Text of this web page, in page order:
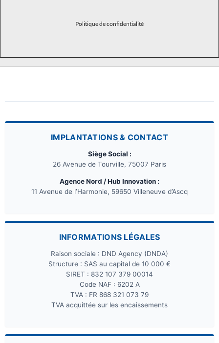
Politique de confidentialité
IMPLANTATIONS & CONTACT
Siège Social :
26 Avenue de Tourville, 75007 Paris
Agence Nord / Hub Innovation :
11 Avenue de l’Harmonie, 59650 Villeneuve d’Ascq
INFORMATIONS LÉGALES
Raison sociale : DND Agency (DNDA)
Structure : SAS au capital de 10 000 €
SIRET : 832 107 379 00014
Code NAF : 6202 A
TVA : FR 868 321 073 79
TVA acquittée sur les encaissements